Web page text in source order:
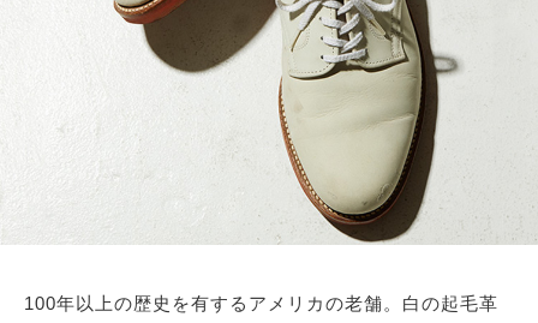
100年以上の歴史を有するアメリカの老舗。白の起毛革